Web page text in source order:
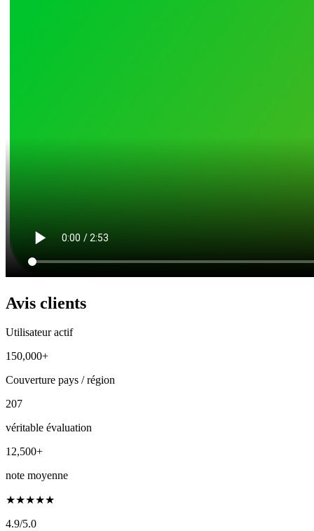
Avis clients
Utilisateur actif
150,000+
Couverture pays / région
207
véritable évaluation
12,500+
note moyenne
★★★★★
4.9/5.0